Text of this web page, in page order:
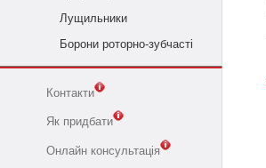
Лущильники
Борони роторно-зубчасті
Контакти
Як придбати
Онлайн консультація